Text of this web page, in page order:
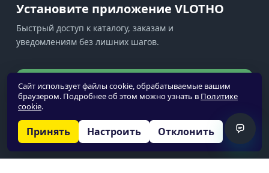
Сайт использует файлы cookie, обрабатываемые вашим
браузером. Подробнее об этом можно узнать в Политике
cookie.
Принять Настроить Отклонить
Установите приложение VLOTHO
Быстрый доступ к каталогу, заказам и
уведомлениям без лишних шагов.
Установить приложение